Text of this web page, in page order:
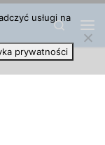
Search
usługi na
prywatności